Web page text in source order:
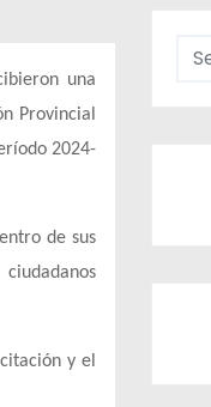
una
Provincial
2024-
de sus
y el